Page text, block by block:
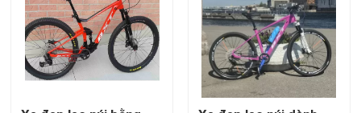
Về chúng tôi
Chuyến tham quan nhà máy
Kiểm soát chất lượng